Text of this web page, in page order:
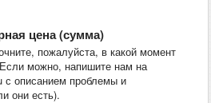
цена (сумма)
пожалуйста, в какой момент
можно, напишите нам на
с описанием проблемы и
они есть).